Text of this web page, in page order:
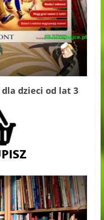
dla dzieci od lat 3